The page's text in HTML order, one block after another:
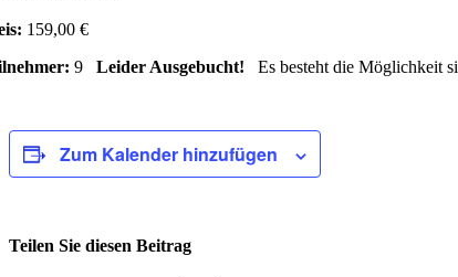
159,00 €
9Leider Ausgebucht! Es besteht die Möglichkeit
Zum Kalender hinzufügen
Teilen Sie diesen Beitrag